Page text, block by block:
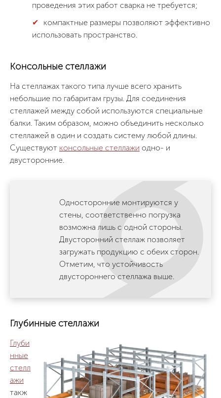
проведения этих работ сварка не требуется;
компактные размеры позволяют эффективно
использовать пространство.
Консольные стеллажи
На стеллажах такого типа лучше всего хранить
небольшие по габаритам грузы. Для соединения
стеллажей между собой используются специальные
балки. Таким образом, можно объединить несколько
стеллажей в один и создать систему любой длины.
Существуют консольные стеллажи одно- и
двусторонние.
Односторонние монтируются у
стены, соответственно погрузка
возможна лишь с одной стороны.
Двусторонний стеллаж позволяет
загружать продукцию с обеих сторон.
Отметим, что устойчивость
двустороннего стеллажа выше.
Глубинные стеллажи
Глуби
нные
стелл
ажи
такж